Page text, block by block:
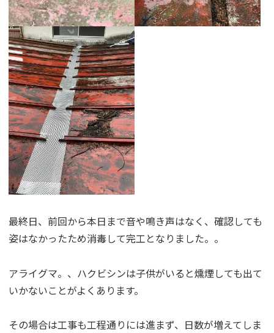
最終日、前回から本日まで音や鳴き声はなく、確認しても
姿はなかったため消毒して完工となりました。。
アライグマ。、ハクビシンは子供がいると燻煙しても出て
いかないことがよくあります。
その場合は工事も工程通りには進まず、日数が増えてしま